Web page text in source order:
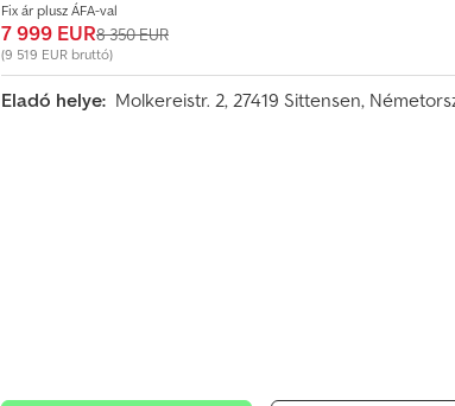
Fix ár plusz ÁFA-val
7 999 EUR8 350 EUR
(9 519 EUR bruttó)
Eladó helye: Molkereistr. 2, 27419 Sittensen,